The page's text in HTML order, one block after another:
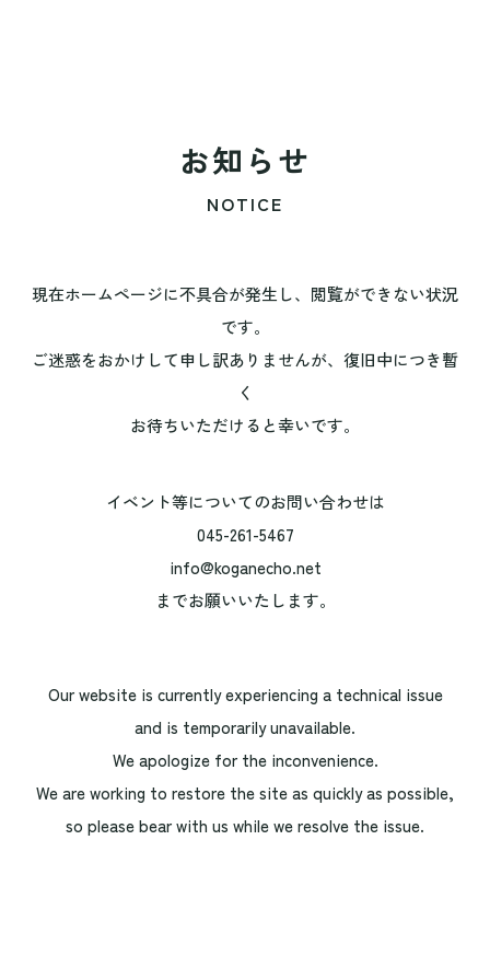
お知らせ
NOTICE
現在ホームページに不具合が発生し、閲覧ができない状況
です。
ご迷惑をおかけして申し訳ありませんが、復旧中につき暫
く
お待ちいただけると幸いです。
イベント等についてのお問い合わせは
045-261-5467
info@koganecho.net
までお願いいたします。
Our website is currently experiencing a technical issue
and is temporarily unavailable.
We apologize for the inconvenience.
We are working to restore the site as quickly as possible,
so please bear with us while we resolve the issue.